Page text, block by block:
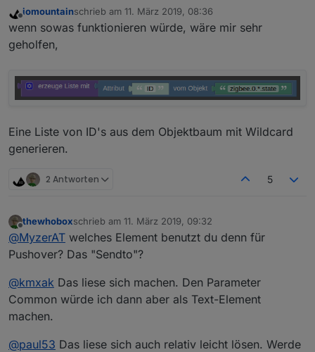
iomountainschrieb am 11. März 2019, 08:36
zuletzt editiert von
wenn sowas funktionieren würde, wäre mir sehr
geholfen,
Eine Liste von ID's aus dem Objektbaum mit Wildcard
generieren.
2 Antworten 5
Offline
thewhoboxschrieb am 11. März 2019, 09:32
zuletzt editiert von
@MyzerAT welches Element benutzt du denn für
Pushover? Das "Sendto"?
@kmxak Das liese sich machen. Den Parameter
Common würde ich dann aber als Text-Element
machen.
@paul53 Das liese sich auch relativ leicht lösen. Werde